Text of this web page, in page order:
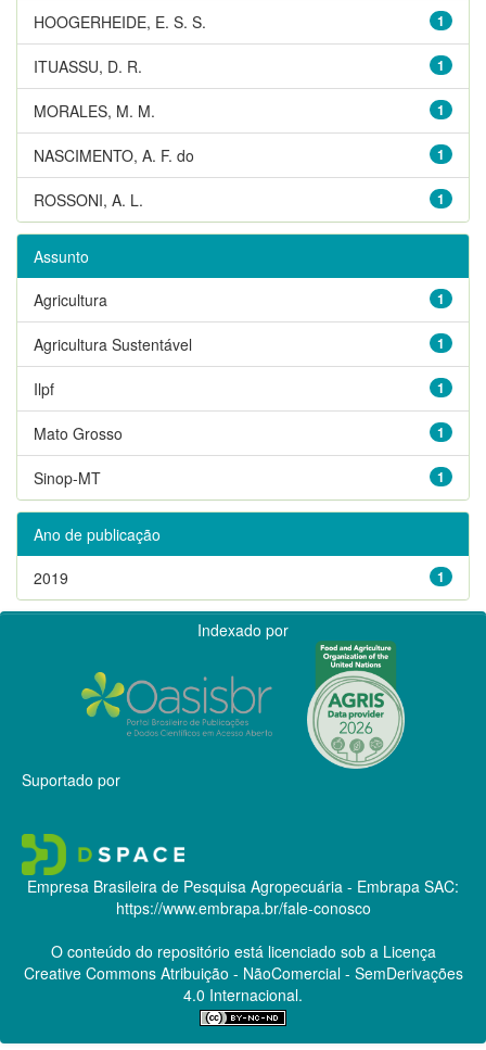
1
HOOGERHEIDE, E. S. S.
1
ITUASSU, D. R.
1
MORALES, M. M.
1
NASCIMENTO, A. F. do
1
ROSSONI, A. L.
Assunto
1
Agricultura
1
Agricultura Sustentável
1
Ilpf
1
Mato Grosso
1
Sinop-MT
Ano de publicação
1
2019
Indexado por
Suportado por
Empresa Brasileira de Pesquisa Agropecuária - Embrapa SAC:
https://www.embrapa.br/fale-conosco
O conteúdo do repositório está licenciado sob a Licença
Creative CommonsAtribuição - NãoComercial - SemDerivações
4.0 Internacional.